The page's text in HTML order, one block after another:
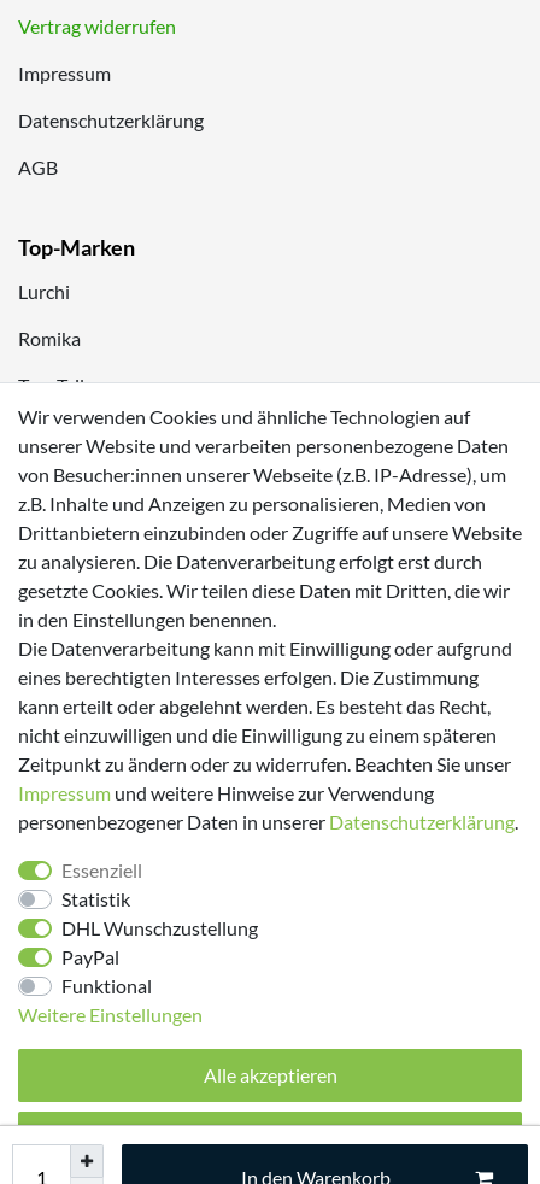
In den Warenkorb
Vertrag widerrufen
Impressum
Datenschutzerklärung
AGB
Top-Marken
Lurchi
Romika
Tom Tailor
Zahlungsmöglichkeiten
Versanddienstleister
Folge uns!
© 2026 made by Supremo | Alle Rechte vorbehalten.
Wir verwenden Cookies und ähnliche Technologien auf
unserer Website und verarbeiten personenbezogene Daten
von Besucher:innen unserer Webseite (z.B. IP-Adresse), um
z.B. Inhalte und Anzeigen zu personalisieren, Medien von
Drittanbietern einzubinden oder Zugriffe auf unsere Website
zu analysieren. Die Datenverarbeitung erfolgt erst durch
gesetzte Cookies. Wir teilen diese Daten mit Dritten, die wir
in den Einstellungen benennen.
Die Datenverarbeitung kann mit Einwilligung oder aufgrund
eines berechtigten Interesses erfolgen. Die Zustimmung
kann erteilt oder abgelehnt werden. Es besteht das Recht,
nicht einzuwilligen und die Einwilligung zu einem späteren
Zeitpunkt zu ändern oder zu widerrufen. Beachten Sie unser
Impressum und weitere Hinweise zur Verwendung
personenbezogener Daten in unserer Daten­schutz­erklärung.
Essenziell
Statistik
DHL Wunschzustellung
PayPal
Funktional
Weitere Einstellungen
Alle akzeptieren